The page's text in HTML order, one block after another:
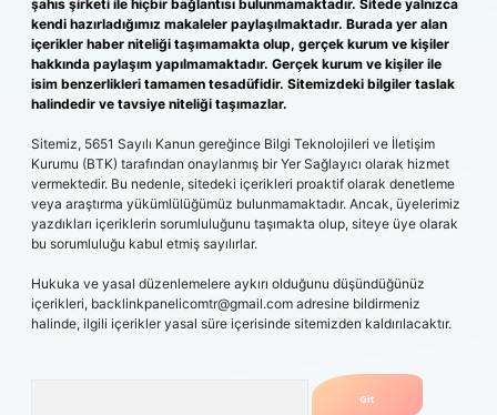
şahıs şirketi ile hiçbir bağlantısı bulunmamaktadır. Sitede yalnızca
kendi hazırladığımız makaleler paylaşılmaktadır. Burada yer alan
içerikler haber niteliği taşımamakta olup, gerçek kurum ve kişiler
hakkında paylaşım yapılmamaktadır. Gerçek kurum ve kişiler ile
isim benzerlikleri tamamen tesadüfidir. Sitemizdeki bilgiler taslak
halindedir ve tavsiye niteliği taşımazlar.
Sitemiz, 5651 Sayılı Kanun gereğince Bilgi Teknolojileri ve İletişim
Kurumu (BTK) tarafından onaylanmış bir Yer Sağlayıcı olarak hizmet
vermektedir. Bu nedenle, sitedeki içerikleri proaktif olarak denetleme
veya araştırma yükümlülüğümüz bulunmamaktadır. Ancak, üyelerimiz
yazdıkları içeriklerin sorumluluğunu taşımakta olup, siteye üye olarak
bu sorumluluğu kabul etmiş sayılırlar.
Hukuka ve yasal düzenlemelere aykırı olduğunu düşündüğünüz
içerikleri, backlinkpanelicomtr@gmail.com adresine bildirmeniz
halinde, ilgili içerikler yasal süre içerisinde sitemizden kaldırılacaktır.